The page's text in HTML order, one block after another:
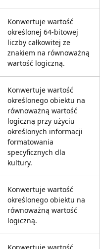
Konwertuje wartość
określonej 64-bitowej
liczby całkowitej ze
znakiem na równoważną
wartość logiczną.
Konwertuje wartość
określonego obiektu na
równoważną wartość
logiczną przy użyciu
określonych informacji
formatowania
specyficznych dla
kultury.
Konwertuje wartość
określonego obiektu na
równoważną wartość
logiczną.
Konwertuje wartość